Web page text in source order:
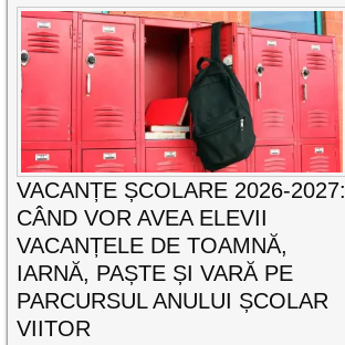
VACANȚE ȘCOLARE 2026-2027:
CÂND VOR AVEA ELEVII
VACANȚELE DE TOAMNĂ,
IARNĂ, PAȘTE ȘI VARĂ PE
PARCURSUL ANULUI ȘCOLAR
VIITOR